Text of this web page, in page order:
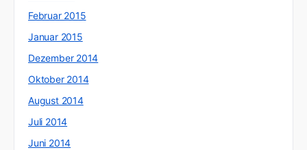
Februar 2015
Januar 2015
Dezember 2014
Oktober 2014
August 2014
Juli 2014
Juni 2014